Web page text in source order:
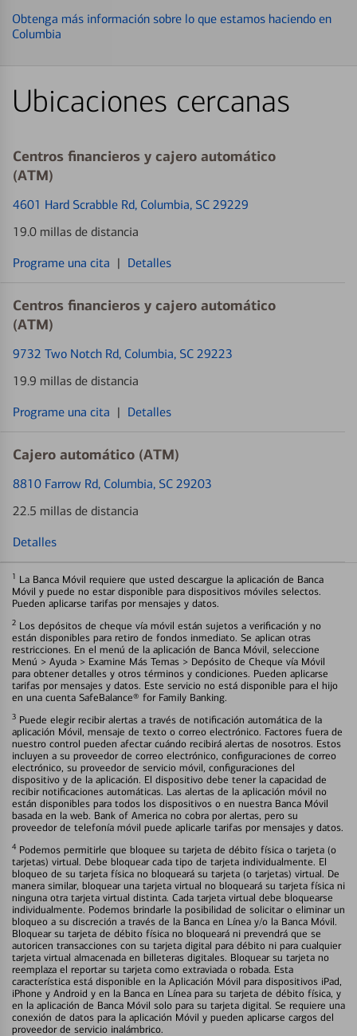
Obtenga más información sobre lo que estamos haciendo en
Columbia
Ubicaciones cercanas
Centros financieros y cajero automático
(ATM)
4601 Hard Scrabble Rd, Columbia, SC 29229
19.0 millas de distancia
Programe una cita | Detalles
Centros financieros y cajero automático
(ATM)
9732 Two Notch Rd, Columbia, SC 29223
19.9 millas de distancia
Programe una cita | Detalles
Cajero automático (ATM)
8810 Farrow Rd, Columbia, SC 29203
22.5 millas de distancia
Detalles
1 La Banca Móvil requiere que usted descargue la aplicación de Banca
Móvil y puede no estar disponible para dispositivos móviles selectos.
Pueden aplicarse tarifas por mensajes y datos.
2 Los depósitos de cheque vía móvil están sujetos a verificación y no
están disponibles para retiro de fondos inmediato. Se aplican otras
restricciones. En el menú de la aplicación de Banca Móvil, seleccione
Menú > Ayuda > Examine Más Temas > Depósito de Cheque vía Móvil
para obtener detalles y otros términos y condiciones. Pueden aplicarse
tarifas por mensajes y datos. Este servicio no está disponible para el hijo
en una cuenta SafeBalance® for Family Banking.
3 Puede elegir recibir alertas a través de notificación automática de la
aplicación Móvil, mensaje de texto o correo electrónico. Factores fuera de
nuestro control pueden afectar cuándo recibirá alertas de nosotros. Estos
incluyen a su proveedor de correo electrónico, configuraciones de correo
electrónico, su proveedor de servicio móvil, configuraciones del
dispositivo y de la aplicación. El dispositivo debe tener la capacidad de
recibir notificaciones automáticas. Las alertas de la aplicación móvil no
están disponibles para todos los dispositivos o en nuestra Banca Móvil
basada en la web. Bank of America no cobra por alertas, pero su
proveedor de telefonía móvil puede aplicarle tarifas por mensajes y datos.
4 Podemos permitirle que bloquee su tarjeta de débito física o tarjeta (o
tarjetas) virtual. Debe bloquear cada tipo de tarjeta individualmente. El
bloqueo de su tarjeta física no bloqueará su tarjeta (o tarjetas) virtual. De
manera similar, bloquear una tarjeta virtual no bloqueará su tarjeta física ni
ninguna otra tarjeta virtual distinta. Cada tarjeta virtual debe bloquearse
individualmente. Podemos brindarle la posibilidad de solicitar o eliminar un
bloqueo a su discreción a través de la Banca en Línea y/o la Banca Móvil.
Bloquear su tarjeta de débito física no bloqueará ni prevendrá que se
autoricen transacciones con su tarjeta digital para débito ni para cualquier
tarjeta virtual almacenada en billeteras digitales. Bloquear su tarjeta no
reemplaza el reportar su tarjeta como extraviada o robada. Esta
característica está disponible en la Aplicación Móvil para dispositivos iPad,
iPhone y Android y en la Banca en Línea para su tarjeta de débito física, y
en la aplicación de Banca Móvil solo para su tarjeta digital. Se requiere una
conexión de datos para la aplicación Móvil y pueden aplicarse cargos del
proveedor de servicio inalámbrico.